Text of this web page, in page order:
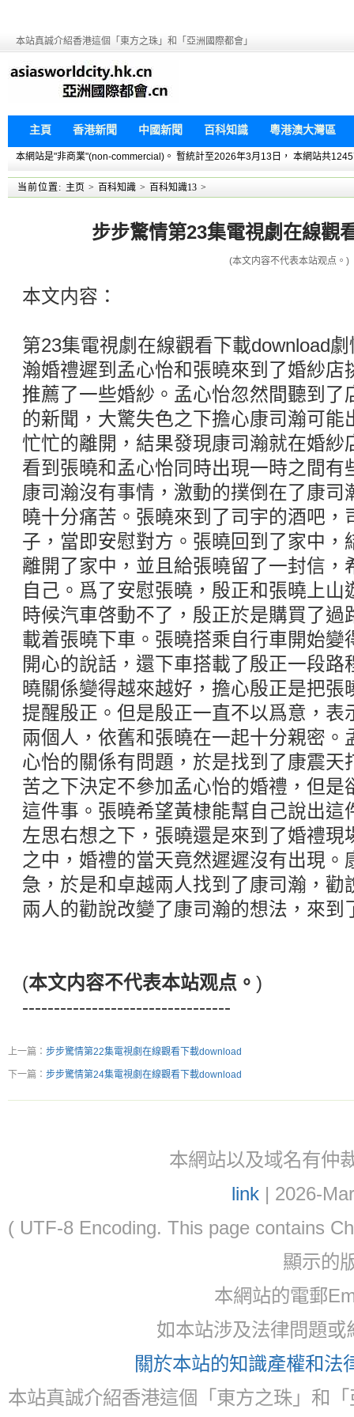
本站真誠介紹香港這個「東方之珠」和「亞洲國際都會」
主頁 香港新聞 中國新聞 百科知識 粵港澳大灣區
本網站是"非商業"(non-commercial)。 暫統計至2026年3月13日， 本網站共
当前位置: 主页 > 百科知識 > 百科知識13 >
步步驚情第23集電視劇在線觀
(本文内容不代表本站观点。)
本文内容：
第23集電視劇在線觀看下載download
瀚婚禮遲到孟心怡和張曉來到了婚紗店
推薦了一些婚紗。孟心怡忽然間聽到了
的新聞，大驚失色之下擔心康司瀚可能
忙忙的離開，結果發現康司瀚就在婚紗
看到張曉和孟心怡同時出現一時之間有
康司瀚沒有事情，激動的撲倒在了康司
曉十分痛苦。張曉來到了司宇的酒吧，
子，當即安慰對方。張曉回到了家中，
離開了家中，並且給張曉留了一封信，
自己。爲了安慰張曉，殷正和張曉上山
時候汽車啓動不了，殷正於是購買了過
載着張曉下車。張曉搭乘自行車開始變
開心的說話，還下車搭載了殷正一段路
曉關係變得越來越好，擔心殷正是把張
提醒殷正。但是殷正一直不以爲意，表
兩個人，依舊和張曉在一起十分親密。
心怡的關係有問題，於是找到了康震天
苦之下決定不參加孟心怡的婚禮，但是
這件事。張曉希望黃棣能幫自己說出這
左思右想之下，張曉還是來到了婚禮現
之中，婚禮的當天竟然遲遲沒有出現。
急，於是和卓越兩人找到了康司瀚，勸
兩人的勸說改變了康司瀚的想法，來到
(本文内容不代表本站观点。 )
---------------------------------
上一篇： 步步驚情第22集電視劇在線觀看下載download
下一篇： 步步驚情第24集電視劇在線觀看下載download
本網站以及域名有仲
link| 2026-
( UTF-8 Encoding. This page contains
顯示的
本網站的電郵
如本站涉及法律問題
關於本站的知識產權和法
本站真誠介紹香港這個「東方之珠」和